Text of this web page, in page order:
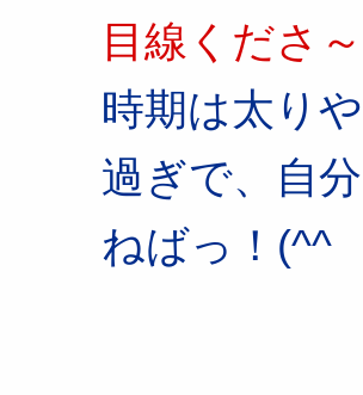
目線くださ～
時期は太り
過ぎで、自
ねばっ！